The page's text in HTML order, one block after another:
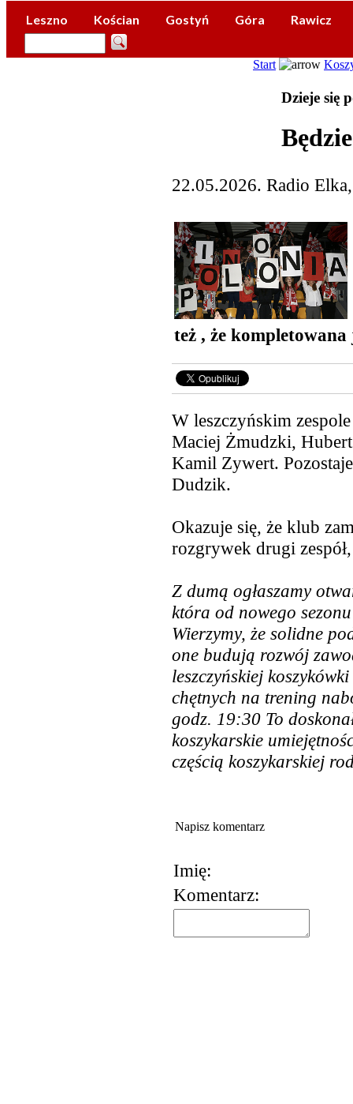
Leszno Kościan Gostyń Góra Rawicz
Start
Dzieje się
22.05.2026. Radio
też , że
W leszczyńskim
Maciej Żmudzki,
Kamil Zywert.
Dudzik.
Okazuje się, że klub
rozgrywek drugi
Z dumą ogłaszamy
która od nowego
Wierzymy, że solidne
one budują rozwój
leszczyńskiej
chętnych na trening
godz. 19:30 To
koszykarskie
częścią koszykarskiej
Napisz komentarz
Imię:
Komentarz: